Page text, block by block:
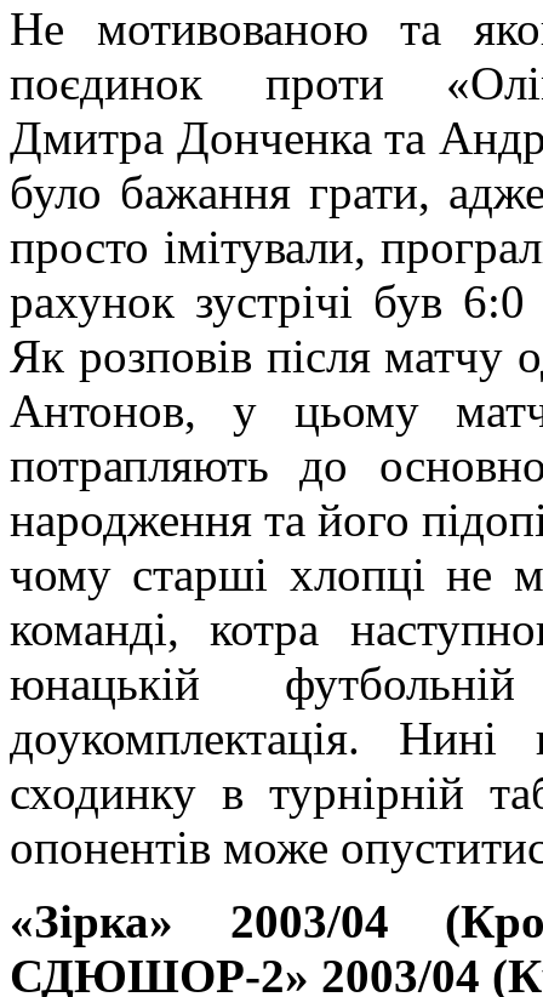
Не мотивованою та
поєдинок проти
Дмитра Донченка та
було бажання грати,
просто імітували,
рахунок зустрічі був
Як розповів після матчу
Антонов, у цьому
потрапляють до
народження та його
чому старші хлопці
команді, котра
юнацькій
доукомплектація.
сходинку в турнірній
опонентів може
«Зірка» 2003/04
СДЮШОР-2» 2003/04